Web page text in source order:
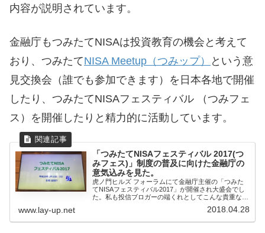
内容が説明されています。
金融庁もつみたてNISAは投資教育の機会と考えて
おり、つみたてNISA Meetup（つみップ）
という意
見交換会（誰でも参加できます）を日本各地で開催
したり、つみたてNISAフェスティバル （つみフェ
ス）を開催したりと精力的に活動しています。
「つみたてNISAフェスティバル 2017(つ
みフェス)」制度の普及に向けた金融庁の
意気込みを見た。
虎ノ門ヒルズ フォーラムにて金融庁主催の「つみた
てNISAフェスティバル2017」が開催され大盛会でし
た。私も投信ブロガーの端くれとしてこんな貴重な機
www.lay-up.net 2018.04.28